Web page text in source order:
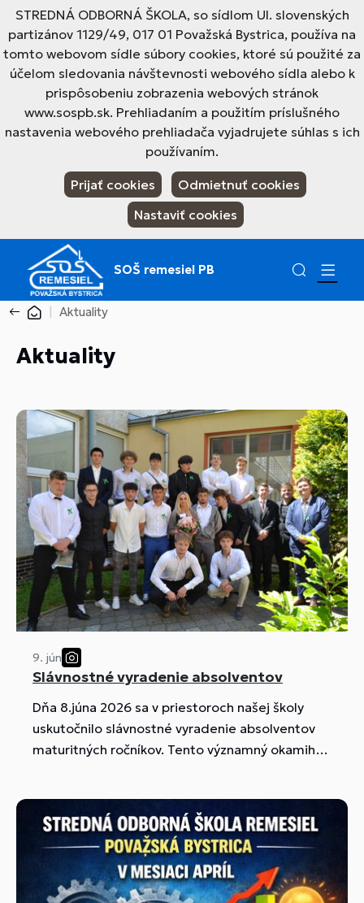
STREDNÁ ODBORNÁ ŠKOLA, so sídlom Ul. slovenských
partizánov 1129/49, 017 01 Považská Bystrica, používa na
tomto webovom sídle súbory cookies, ktoré sú použité za
účelom sledovania návštevnosti webového sídla alebo k
prispôsobeniu zobrazenia webových stránok
www.sospb.sk. Prehliadaním a použitím príslušného
nastavenia webového prehliadača vyjadrujete súhlas s ich
používaním.
Prijať cookies
Odmietnuť cookies
Nastaviť cookies
SOŠ remesiel PB
Aktuality
Aktuality
9. jún
Slávnostné vyradenie absolventov
Dňa 8.júna 2026 sa v priestoroch našej školy
uskutočnilo slávnostné vyradenie absolventov
maturitných ročníkov. Tento významný okamih